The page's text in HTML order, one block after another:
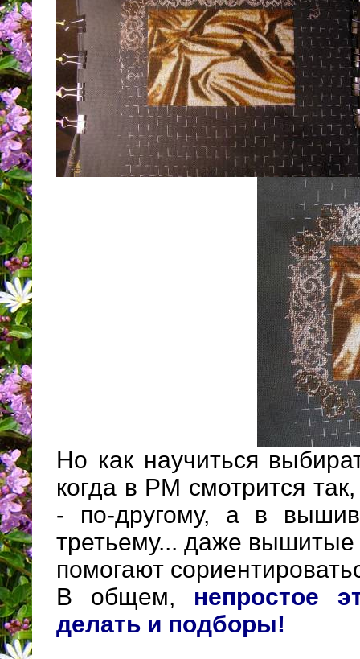
Но как научиться
когда в РМ смотрится
- по-другому, а в
третьему... даже
помогают
В общем, непростое
делать и подборы!